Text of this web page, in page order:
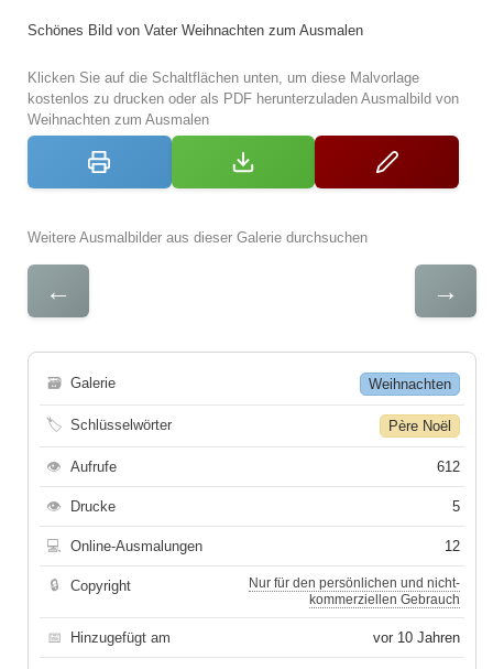
Schönes Bild von Vater Weihnachten zum Ausmalen
Klicken Sie auf die Schaltflächen unten, um diese Malvorlage
kostenlos zu drucken oder als PDF herunterzuladen Ausmalbild von
Weihnachten zum Ausmalen
Weitere Ausmalbilder aus dieser Galerie durchsuchen
← →
🗃 Galerie Weihnachten
🏷 Schlüsselwörter Père Noël
👁 Aufrufe 612
👁 Drucke 5
💻 Online-Ausmalungen 12
🔒 Copyright
Nur für den persönlichen und nicht-
kommerziellen Gebrauch
📅 Hinzugefügt am vor 10 Jahren